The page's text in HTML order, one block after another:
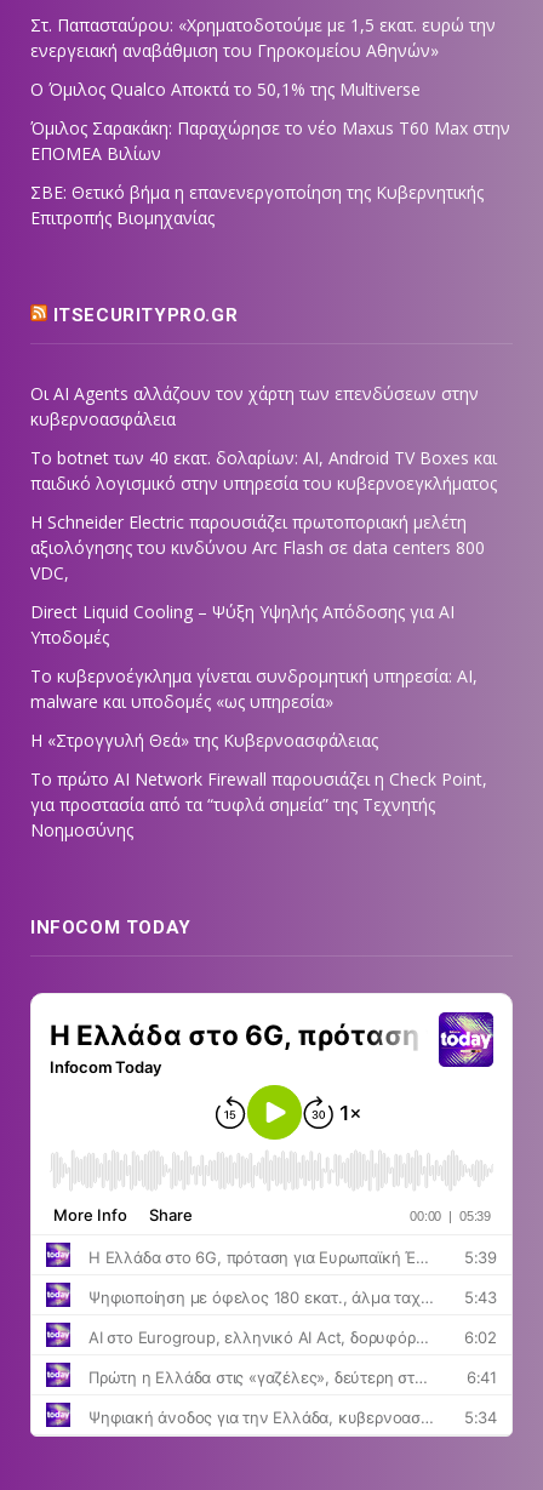
Στ. Παπασταύρου: «Χρηματοδοτούμε με 1,5 εκατ. ευρώ την
ενεργειακή αναβάθμιση του Γηροκομείου Αθηνών»
Ο Όμιλος Qualco Αποκτά το 50,1% της Multiverse
Όμιλος Σαρακάκη: Παραχώρησε το νέο Maxus T60 Max στην
ΕΠΟΜΕΑ Βιλίων
ΣΒΕ: Θετικό βήμα η επανενεργοποίηση της Κυβερνητικής
Επιτροπής Βιομηχανίας
ITSECURITYPRO.GR
Οι AI Agents αλλάζουν τον χάρτη των επενδύσεων στην
κυβερνοασφάλεια
Το botnet των 40 εκατ. δολαρίων: AI, Android TV Boxes και
παιδικό λογισμικό στην υπηρεσία του κυβερνοεγκλήματος
Η Schneider Electric παρουσιάζει πρωτοποριακή μελέτη
αξιολόγησης του κινδύνου Arc Flash σε data centers 800
VDC,
Direct Liquid Cooling – Ψύξη Υψηλής Απόδοσης για AI
Υποδομές
Το κυβερνοέγκλημα γίνεται συνδρομητική υπηρεσία: AI,
malware και υποδομές «ως υπηρεσία»
Η «Στρογγυλή Θεά» της Κυβερνοασφάλειας
Tο πρώτο AI Network Firewall παρουσιάζει η Check Point,
για προστασία από τα “τυφλά σημεία” της Τεχνητής
Νοημοσύνης
INFOCOM TODAY